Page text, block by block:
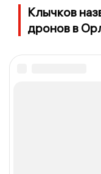
Клычков
дронов в